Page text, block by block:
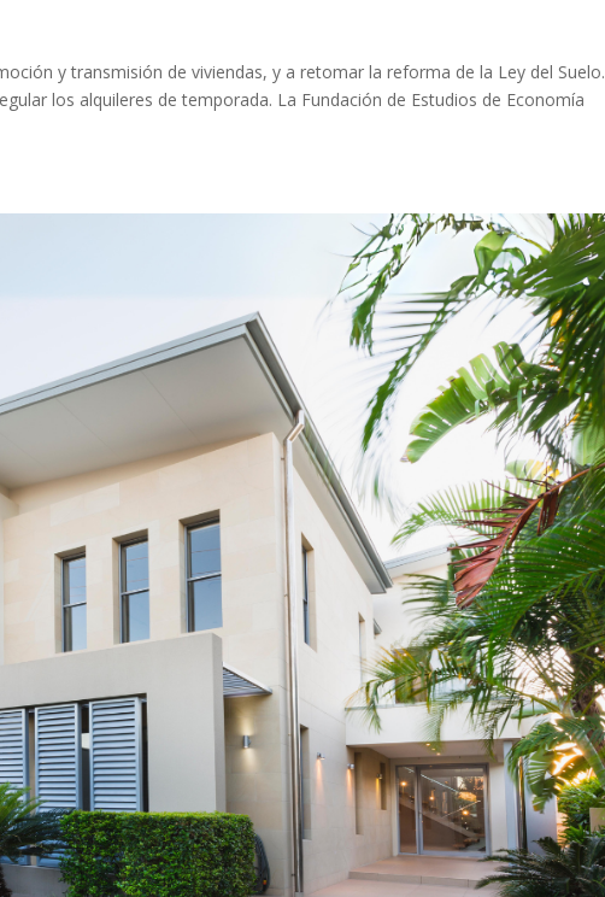
y transmisión de viviendas, y a retomar la reforma de la Ley del Suelo.
los alquileres de temporada. La Fundación de Estudios de Economía